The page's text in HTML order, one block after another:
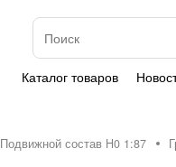
Каталог товаров
Подвижной состав H0 1:87